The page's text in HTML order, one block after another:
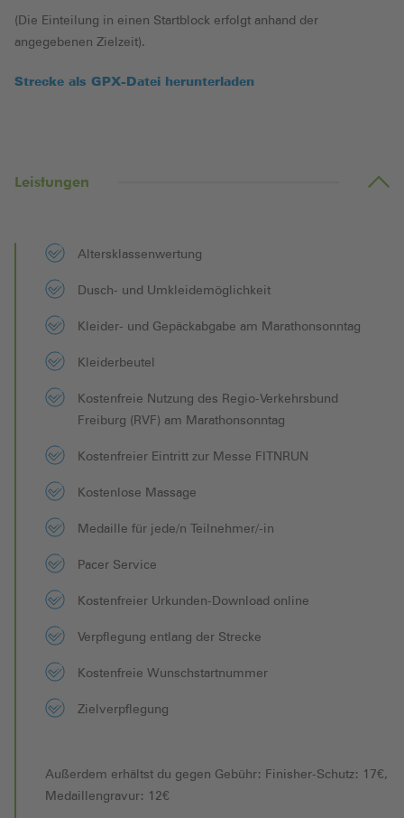
(Die Einteilung in einen Startblock erfolgt anhand der
angegebenen Zielzeit).
Strecke als GPX-Datei herunterladen
Leistungen
Altersklassenwertung
Dusch- und Umkleidemöglichkeit
Kleider- und Gepäckabgabe am Marathonsonntag
Kleiderbeutel
Kostenfreie Nutzung des Regio-Verkehrsbund
Freiburg (RVF) am Marathonsonntag
Kostenfreier Eintritt zur Messe FITNRUN
Kostenlose Massage
Medaille für jede/n Teilnehmer/-in
Pacer Service
Kostenfreier Urkunden-Download online
Verpflegung entlang der Strecke
Kostenfreie Wunschstartnummer
Zielverpflegung
Außerdem erhältst du gegen Gebühr: Finisher-Schutz: 17€,
Medaillengravur: 12€